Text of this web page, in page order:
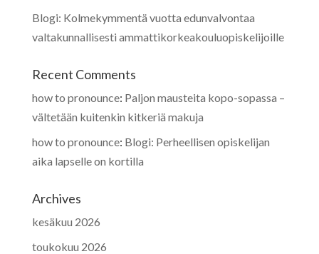
Blogi: Kolmekymmentä vuotta edunvalvontaa
valtakunnallisesti ammattikorkeakouluopiskelijoille
Recent Comments
how to pronounce: Paljon mausteita kopo-sopassa –
vältetään kuitenkin kitkeriä makuja
how to pronounce: Blogi: Perheellisen opiskelijan
aika lapselle on kortilla
Archives
kesäkuu 2026
toukokuu 2026